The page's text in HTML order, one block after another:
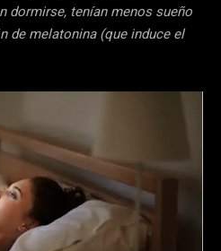
dormirse, tenían menos sueño
de melatonina (que induce el